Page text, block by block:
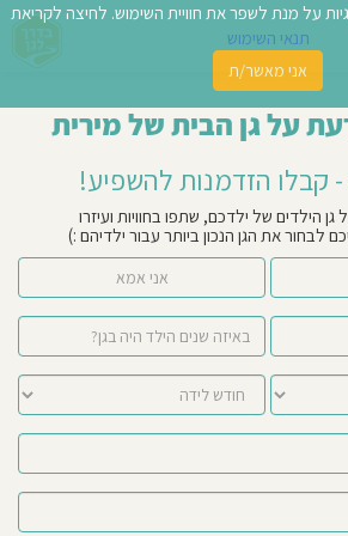
על גן הבית של מירית
קבלו הזדמנות להשפיע!
הילדים של ילדכם, שתפו בחוויות ועיזרו
לבחור את הגן הנכון ביותר עבור ילדיהם :)
אני אמא
על מנת לשפר את חוויית השימוש. לחיצה לקריאת
תנאי השימוש
אני מאשר/ת